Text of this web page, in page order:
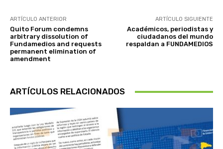
ARTÍCULO ANTERIOR
Quito Forum condemns
arbitrary dissolution of
Fundamedios and requests
permanent elimination of
amendment
ARTÍCULO SIGUIENTE
Académicos, periodistas y
ciudadanos del mundo
respaldan a FUNDAMEDIOS
ARTÍCULOS RELACIONADOS